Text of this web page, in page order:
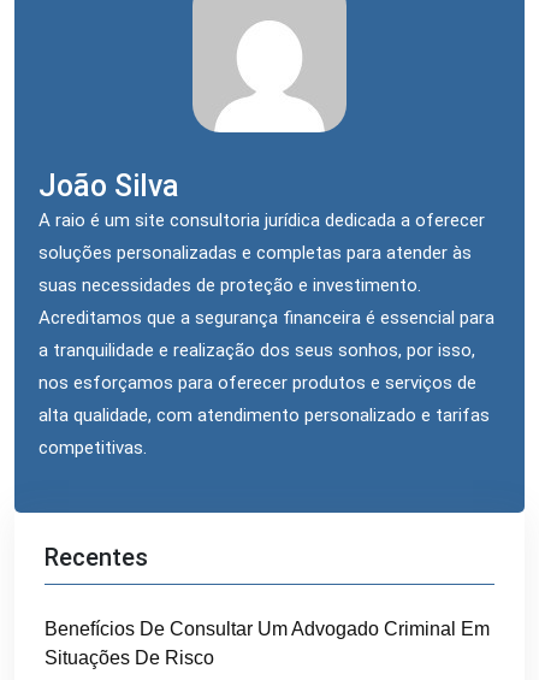
João Silva
A raio é um site consultoria jurídica dedicada a oferecer
soluções personalizadas e completas para atender às
suas necessidades de proteção e investimento.
Acreditamos que a segurança financeira é essencial para
a tranquilidade e realização dos seus sonhos, por isso,
nos esforçamos para oferecer produtos e serviços de
alta qualidade, com atendimento personalizado e tarifas
competitivas.
Recentes
Benefícios De Consultar Um Advogado Criminal Em
Situações De Risco